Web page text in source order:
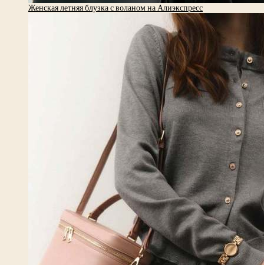
Женская летняя блузка с воланом на Алиэкспресс